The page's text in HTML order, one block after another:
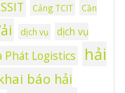
Cảng TCIT Cần
dịch vụ
dịch vụ
Phát Logistics
hải
báo hải